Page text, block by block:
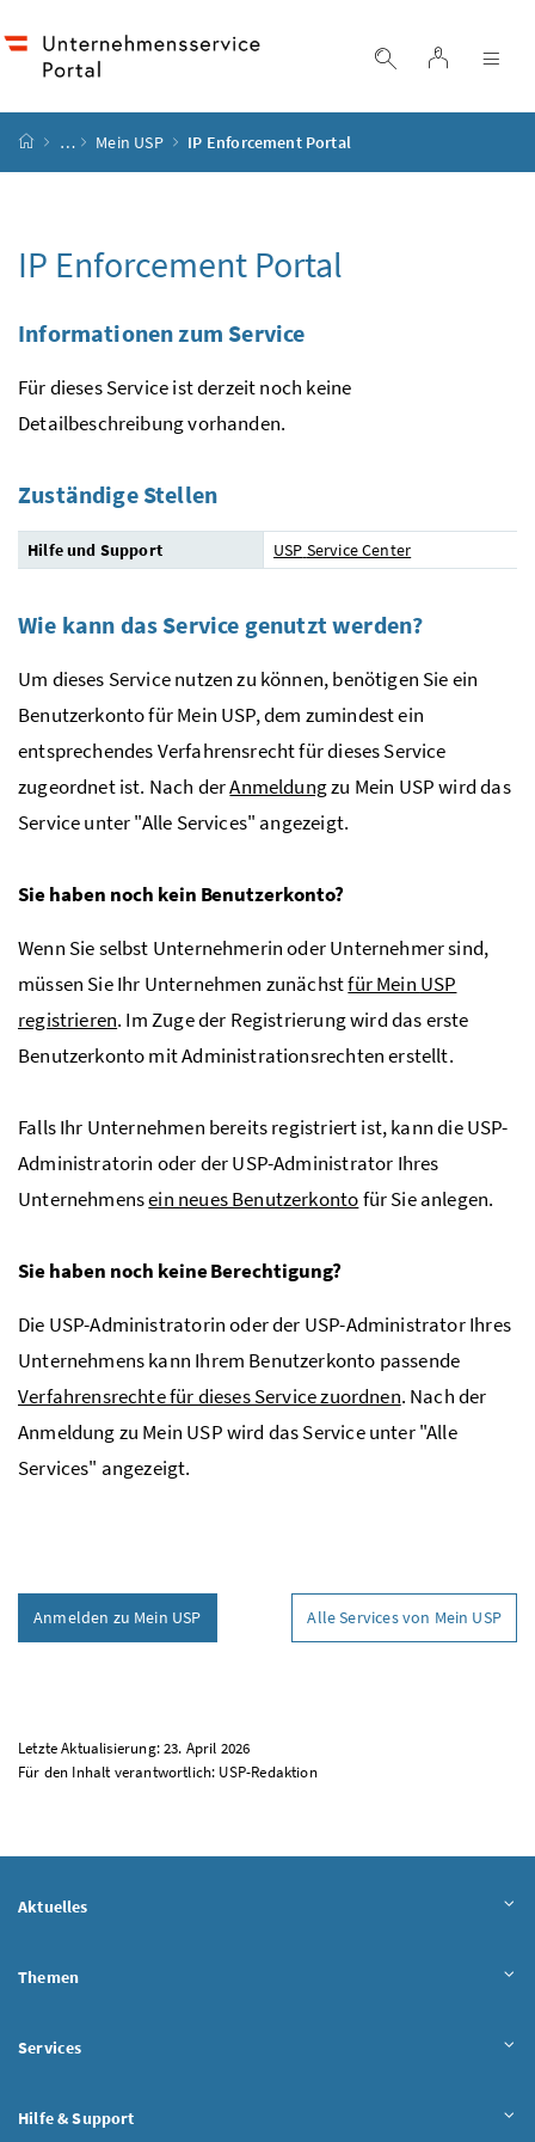
SucheLogin
Startseite
… Mein USP IP Enforcement Portal
IP Enforcement Portal
Informationen zum Service
Für dieses Service ist derzeit noch keine
Detailbeschreibung vorhanden.
Zuständige Stellen
Hilfe und Support USP Service Center
Wie kann das Service genutzt werden?
Um dieses Service nutzen zu können, benötigen Sie ein
Benutzerkonto für Mein USP, dem zumindest ein
entsprechendes Verfahrensrecht für dieses Service
zugeordnet ist. Nach derAnmeldungzu Mein USPwird das
Service unter "Alle Services" angezeigt.
Sie haben noch kein Benutzerkonto?
Wenn Sie selbst Unternehmerin oder Unternehmer sind,
müssen Sie Ihr Unternehmen zunächstfür Mein USP
registrieren. Im Zuge der Registrierung wird das erste
Benutzerkonto mit Administrationsrechten erstellt.
Falls Ihr Unternehmen bereits registriert ist, kann dieUSP-
Administratorin oder derUSP-Administrator Ihres
Unternehmensein neues Benutzerkontofür Sie anlegen.
Sie haben noch keine Berechtigung?
Die USP-Administratorin oder der USP-Administrator Ihres
Unternehmens kann Ihrem Benutzerkonto passende
Verfahrensrechte für dieses Service zuordnen. Nach der
Anmeldung zu Mein USPwird das Service unter "Alle
Services" angezeigt.
Alle Services von Mein USP
Anmelden zu Mein USP
Letzte Aktualisierung: 23. April 2026
Für den Inhalt verantwortlich: USP-Redaktion
Aktuelles
Themen
Services
Hilfe & Support